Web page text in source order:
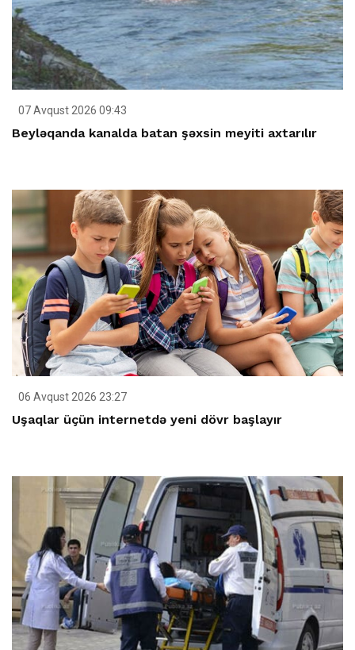
07 Avqust 2026 09:43
Beyləqanda kanalda batan şəxsin meyiti axtarılır
06 Avqust 2026 23:27
Uşaqlar üçün internetdə yeni dövr başlayır